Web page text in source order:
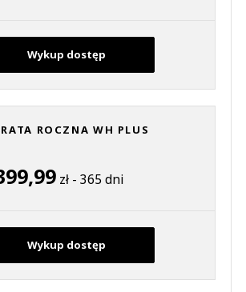
Wykup dostęp
ROCZNA WH PLUS
zł - 365 dni
Wykup dostęp